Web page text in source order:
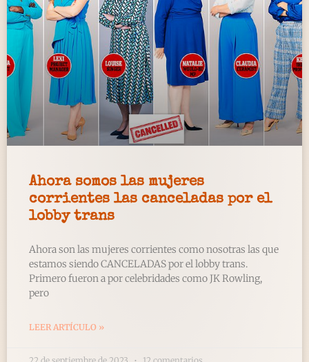
Ahora somos las mujeres
corrientes las canceladas por el
lobby trans
Ahora son las mujeres corrientes como nosotras las que
estamos siendo CANCELADAS por el lobby trans.
Primero fueron a por celebridades como JK Rowling,
pero
LEER ARTÍCULO »